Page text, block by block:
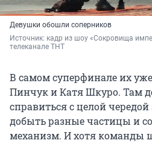
Девушки обошли соперников
Источник: кадр из шоу «Сокровища
телеканале ТНТ
В самом суперфинале их
Пинчук и Катя Шкуро. Там
справиться с целой
добыть разные частицы и
механизм. И хотя команды